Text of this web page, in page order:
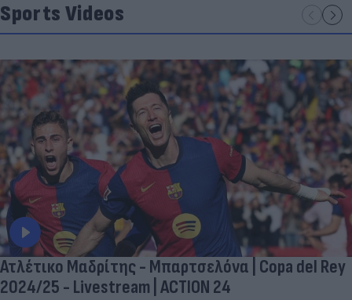
Sports Videos
Ατλέτικο Μαδρίτης - Μπαρτσελόνα | Copa del Rey
2024/25 - Livestream | ACTION 24